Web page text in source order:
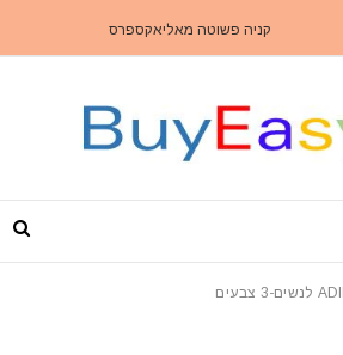
קניה פשוטה מאליאקספרס